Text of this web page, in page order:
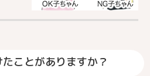
ことがありますか？